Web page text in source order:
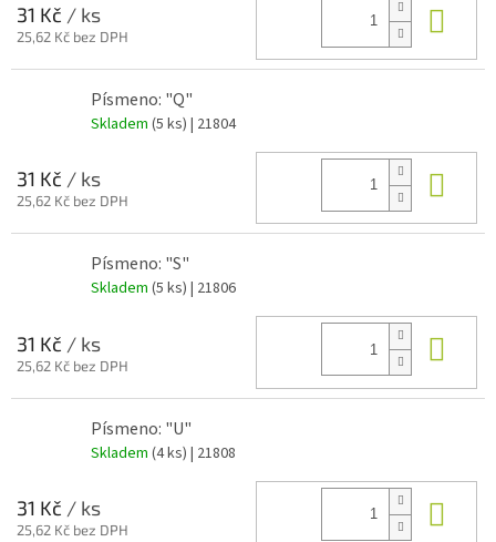
31 Kč / ks
25,62 Kč bez DPH
Písmeno: "Q"
Skladem (5 ks) | 21804
31 Kč / ks
25,62 Kč bez DPH
Písmeno: "S"
Skladem (5 ks) | 21806
31 Kč / ks
25,62 Kč bez DPH
Písmeno: "U"
Skladem (4 ks) | 21808
31 Kč / ks
25,62 Kč bez DPH